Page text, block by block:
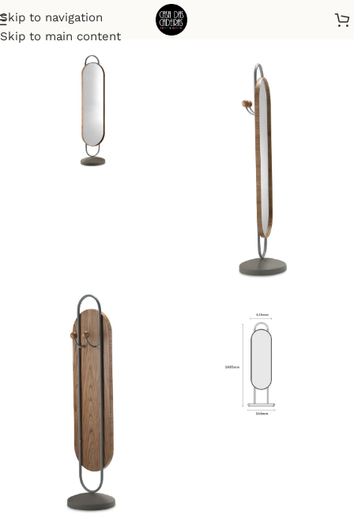
Skip to navigation
Skip to main content
Início Espelhos